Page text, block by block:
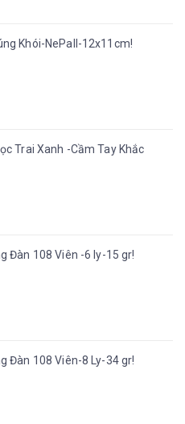
Khói-NePall-12x11cm!
Trai Xanh -Cầm Tay Khắc
Đàn 108 Viên -6 ly-15 gr!
Đàn 108 Viên-8 Ly-34 gr!